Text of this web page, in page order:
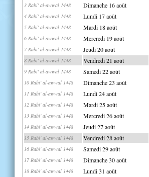
3 Rabi' al-awwal 1448 Dimanche 16 août
4 Rabi' al-awwal 1448 Lundi 17 août
5 Rabi' al-awwal 1448 Mardi 18 août
6 Rabi' al-awwal 1448 Mercredi 19 août
7 Rabi' al-awwal 1448 Jeudi 20 août
8 Rabi' al-awwal 1448 Vendredi 21 août
9 Rabi' al-awwal 1448 Samedi 22 août
10 Rabi' al-awwal 1448 Dimanche 23 août
11 Rabi' al-awwal 1448 Lundi 24 août
12 Rabi' al-awwal 1448 Mardi 25 août
13 Rabi' al-awwal 1448 Mercredi 26 août
14 Rabi' al-awwal 1448 Jeudi 27 août
15 Rabi' al-awwal 1448 Vendredi 28 août
16 Rabi' al-awwal 1448 Samedi 29 août
17 Rabi' al-awwal 1448 Dimanche 30 août
18 Rabi' al-awwal 1448 Lundi 31 août